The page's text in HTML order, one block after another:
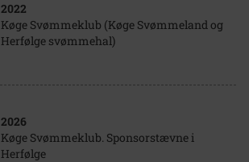
2022
Køge Svømmeklub (Køge Svømmeland og
Herfølge svømmehal)
2026
Køge Svømmeklub. Sponsorstævne i
Herfølge